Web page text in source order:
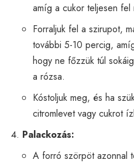
amíg a cukor teljesen fel
Forraljuk fel a szirupot,
további 5-10 percig,
hogy ne főzzük túl
a rózsa.
Kóstoljuk meg, és ha
citromlevet vagy cukrot
Palackozás:
A forró szörpöt azonnal